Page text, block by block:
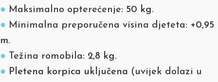
● Maksimalno opterećenje: 50 kg.
● Minimalna preporučena visina djeteta: +0,95
m.
● Težina romobila: 2,8 kg.
● Pletena korpica uključena (uvijek dolazi u